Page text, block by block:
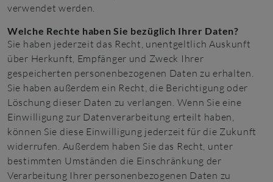
verwendet werden.
Welche Rechte haben Sie bezüglich Ihrer Daten?
Sie haben jederzeit das Recht, unentgeltlich Auskunft
über Herkunft, Empfänger und Zweck Ihrer
gespeicherten personenbezogenen Daten zu erhalten.
Sie haben außerdem ein Recht, die Berichtigung oder
Löschung dieser Daten zu verlangen. Wenn Sie eine
Einwilligung zur Datenverarbeitung erteilt haben,
können Sie diese Einwilligung jederzeit für die Zukunft
widerrufen. Außerdem haben Sie das Recht, unter
bestimmten Umständen die Einschränkung der
Verarbeitung Ihrer personenbezogenen Daten zu